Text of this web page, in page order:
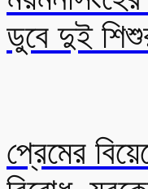
ডুবে দুই
প্রেমের